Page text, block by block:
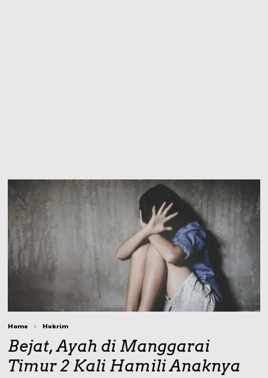
Home Hukrim
Bejat, Ayah di Manggarai
Timur 2 Kali Hamili Anaknya